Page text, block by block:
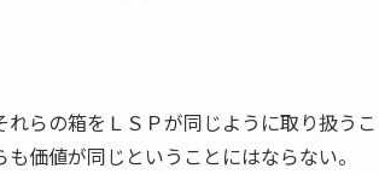
らの箱をＬＳＰが同じように取り扱うこ
価値が同じということにはならない。